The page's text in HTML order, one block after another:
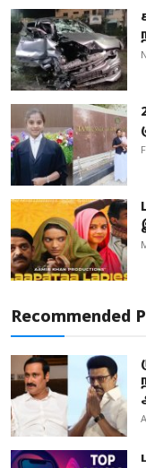
Recommended